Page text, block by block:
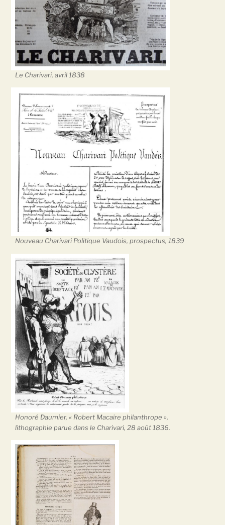
Le Charivari, avril 1838
Nouveau Charivari Politique Vaudois, prospectus, 1839
Honoré Daumier, « Robert Macaire philanthrope »,
lithographie parue dans le Charivari, 28 août 1836.